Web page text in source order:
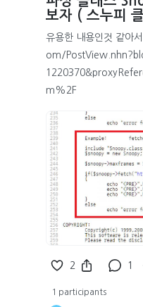
보자 ( 스누피
유용한 내용인것 같
om/
m%2F
2 1
1 participants